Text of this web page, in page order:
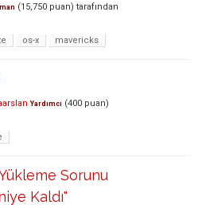
(15,750 puan) tarafından
os-x mavericks
Yardımcı (400 puan)
Sorunu
Kaldı"